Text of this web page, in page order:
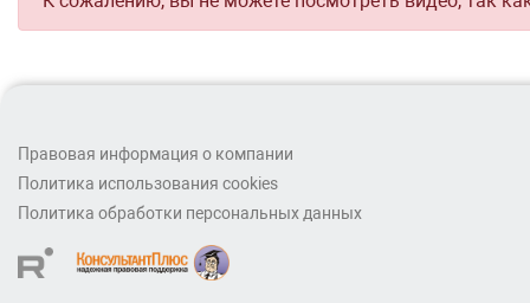
Правовая информация о компании
Политика использования cookies
Политика обработки персональных данных